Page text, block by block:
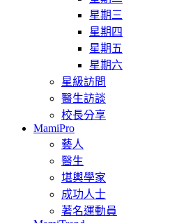
星期三
星期四
星期五
星期六
星級訪問
醫生訪談
校長分享
MamiPro
藝人
醫生
堪輿學家
成功人士
著名運動員